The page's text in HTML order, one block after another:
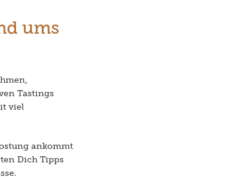
ums
Tastings
viel
ankommt
Dich Tipps